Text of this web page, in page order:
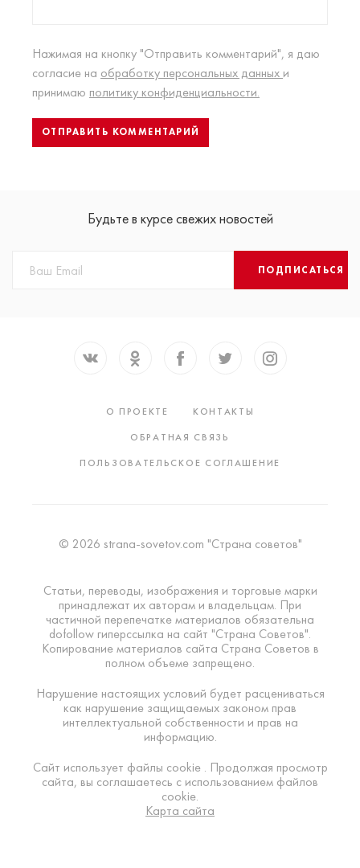
Нажимая на кнопку "Отправить комментарий", я даю
согласие на обработку персональных данных и
принимаю политику конфиденциальности.
Будьте в курсе свежих новостей
ПОДПИСАТЬСЯ
О ПРОЕКТЕ
КОНТАКТЫ
ОБРАТНАЯ СВЯЗЬ
ПОЛЬЗОВАТЕЛЬСКОЕ СОГЛАШЕНИЕ
© 2026 strana-sovetov.com "Страна советов"
Статьи, переводы, изображения и торговые марки
принадлежат их авторам и владельцам. При
частичной перепечатке материалов обязательна
dofollow гиперссылка на сайт "Страна Советов".
Копирование материалов сайта Страна Советов в
полном объеме запрещено.
Нарушение настоящих условий будет расцениваться
как нарушение защищаемых законом прав
интеллектуальной собственности и прав на
информацию.
Сайт использует файлы cookie . Продолжая просмотр
сайта, вы соглашаетесь с использованием файлов
cookie.
Карта сайта